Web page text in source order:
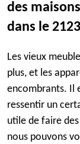
des
dans le
Les vieux
plus, et les
encombrants. Il
ressentir un
utile de faire
nous pouvons